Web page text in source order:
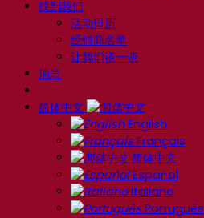
找到我们
活动日历
经销商名单
让我们谈一谈
消息
简体中文
English
Français
简体中文
Español
Italiano
Português